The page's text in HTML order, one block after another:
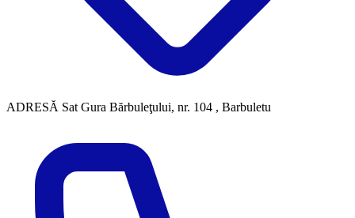
ADRESĂ Sat Gura Bărbuleţului, nr. 104 , Barbuletu